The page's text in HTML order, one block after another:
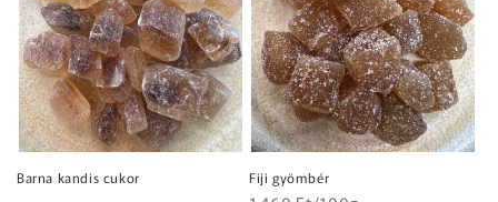
Barna kandis cukor Fiji gyömbér